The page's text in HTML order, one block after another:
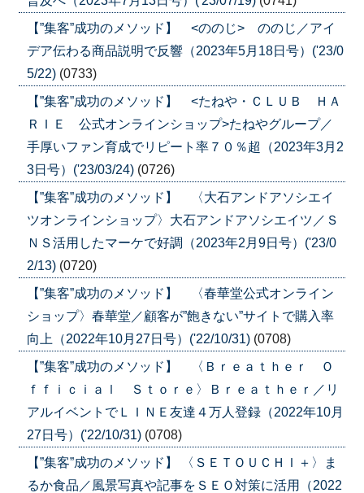
【”集客”成功のメソッド】 <ののじ> ののじ／アイ
デア伝わる商品説明で反響（2023年5月18日号）('23/0
5/22) (0733)
【”集客”成功のメソッド】 <たねや・ＣＬＵＢ ＨＡ
ＲＩＥ 公式オンラインショップ>たねやグループ／
手厚いファン育成でリピート率７０％超（2023年3月2
3日号）('23/03/24) (0726)
【”集客”成功のメソッド】 〈大石アンドアソシエイ
ツオンラインショップ〉大石アンドアソシエイツ／Ｓ
ＮＳ活用したマーケで好調（2023年2月9日号）('23/0
2/13) (0720)
【”集客”成功のメソッド】 〈春華堂公式オンライン
ショップ〉春華堂／顧客が”飽きない”サイトで購入率
向上（2022年10月27日号）('22/10/31) (0708)
【”集客”成功のメソッド】 〈Ｂｒｅａｔｈｅｒ Ｏ
ｆｆｉｃｉａｌ Ｓｔｏｒｅ〉Ｂｒｅａｔｈｅｒ／リ
アルイベントでＬＩＮＥ友達４万人登録（2022年10月
27日号）('22/10/31) (0708)
【”集客”成功のメソッド】 〈ＳＥＴＯＵＣＨＩ＋〉ま
るか食品／風景写真や記事をＳＥＯ対策に活用（2022